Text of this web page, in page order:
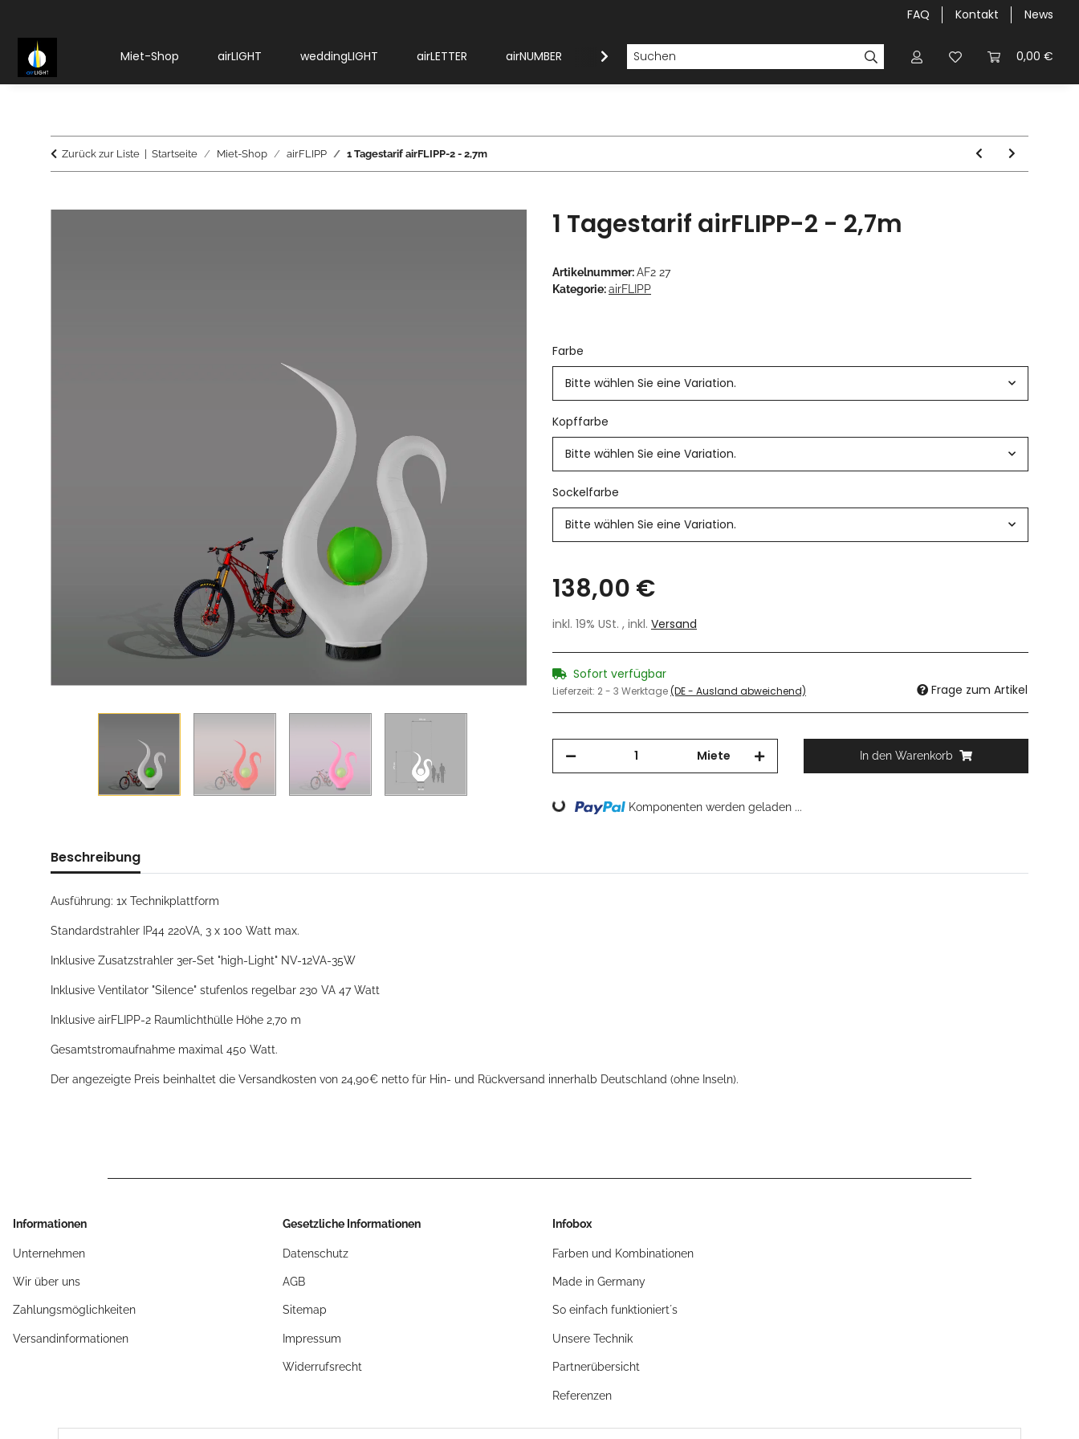
FAQ Kontakt News
0,00 €
Miet-Shop airLIGHT weddingLIGHT airLETTER airNUMBER Modellübersicht Galerie
Zurück zur Liste Startseite Miet-Shop airFLIPP 1 Tagestarif airFLIPP-2 - 2,7m
1 Tagestarif airFLIPP-2 - 2,7m
Artikelnummer:AF2 27
Kategorie:airFLIPP
Farbe
Bitte wählen Sie eine Variation.
Kopffarbe
Bitte wählen Sie eine Variation.
Sockelfarbe
Bitte wählen Sie eine Variation.
138,00 €
inkl. 19% USt. , inkl. Versand
Sofort verfügbar
Lieferzeit: 2 - 3 Werktage(DE - Ausland abweichend) Frage zum Artikel
Miete In den Warenkorb
Loading... Komponenten werden geladen ...
Beschreibung
Ausführung: 1x Technikplattform
Standardstrahler IP44 220VA, 3 x 100 Watt max.
Inklusive Zusatzstrahler 3er-Set "high-Light" NV-12VA-35W
Inklusive Ventilator "Silence" stufenlos regelbar 230 VA 47 Watt
Inklusive airFLIPP-2 Raumlichthülle Höhe 2,70 m
Gesamtstromaufnahme maximal 450 Watt.
Der angezeigte Preis beinhaltet die Versandkosten von 24,90€ netto für Hin- und Rückversand innerhalb Deutschland (ohne Inseln).
Informationen
Unternehmen
Wir über uns
Zahlungsmöglichkeiten
Versandinformationen
Gesetzliche Informationen
Datenschutz
AGB
Sitemap
Impressum
Widerrufsrecht
Infobox
Farben und Kombinationen
Made in Germany
So einfach funktioniert´s
Unsere Technik
Partnerübersicht
Referenzen